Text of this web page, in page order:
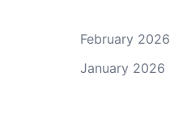
February 2026
January 2026